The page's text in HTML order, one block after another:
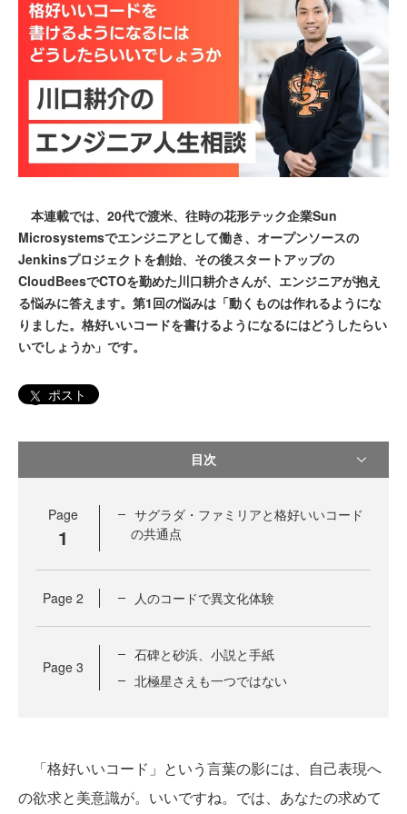
本連載では、20代で渡米、往時の花形テック企業Sun
Microsystemsでエンジニアとして働き、オープンソースの
Jenkinsプロジェクトを創始、その後スタートアップの
CloudBeesでCTOを勤めた川口耕介さんが、エンジニアが抱え
る悩みに答えます。第1回の悩みは「動くものは作れるようにな
りました。格好いいコードを書けるようになるにはどうしたらい
いでしょうか」です。
ポスト
目次
Page
1
サグラダ・ファミリアと格好いいコード
の共通点
Page 2 人のコードで異文化体験
Page 3
石碑と砂浜、小説と手紙
北極星さえも一つではない
「格好いいコード」という言葉の影には、自己表現へ
の欲求と美意識が。いいですね。では、あなたの求めて